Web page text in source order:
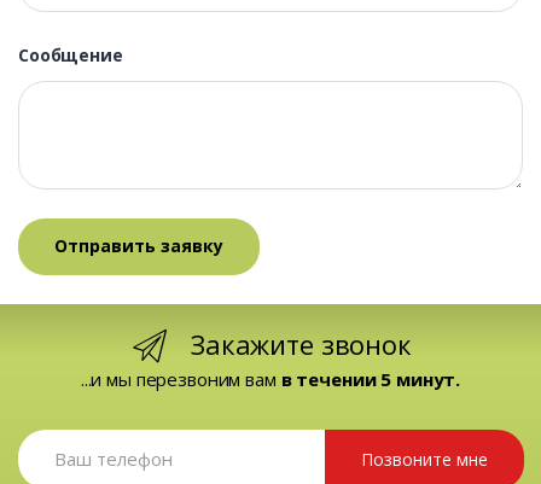
Сообщение
Закажите звонок
...и мы перезвоним вам в течении 5 минут.
Позвоните мне